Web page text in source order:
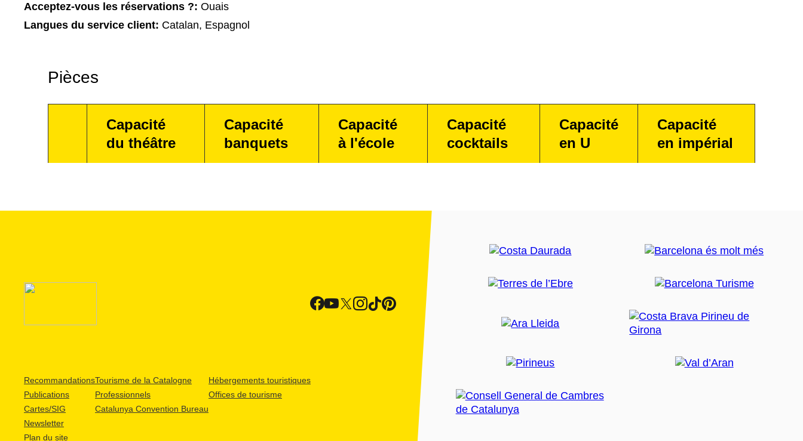
Acceptez-vous les réservations ?: Ouais
Langues du service client: Catalan, Espagnol
Pièces
Capacité
du théâtre
Capacité
banquets
Capacité
à l'école
Capacité
cocktails
Capacité
en U
Capacité
en impérial
Recommandations
Publications
Cartes/SIG
Newsletter
Plan du site
Tourisme de la Catalogne
Professionnels
Catalunya Convention Bureau
Hébergements touristiques
Offices de tourisme